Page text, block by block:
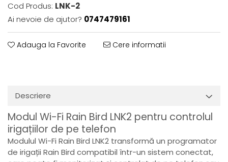
Cod Produs: LNK-2
Ai nevoie de ajutor? 0747479161
Adauga la Favorite Cere informatii
Descriere
Modul Wi-Fi Rain Bird LNK2 pentru controlul
irigațiilor de pe telefon
Modulul Wi-Fi Rain Bird LNK2 transformă un programator
de irigații Rain Bird compatibil într-un sistem conectat,